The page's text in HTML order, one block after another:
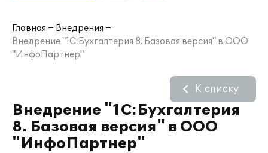
Главная
Внедрения
Внедрение "1С:Бухгалтерия 8. Базовая версия" в ООО
"ИнфоПартнер"
Внедрение "1С:Бухгалтерия
8. Базовая версия" в ООО
"ИнфоПартнер"
К списку